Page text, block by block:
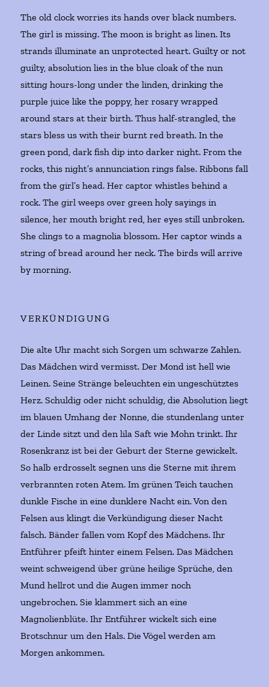
The old clock worries its hands over black numbers.
The girl is missing. The moon is bright as linen. Its
strands illuminate an unprotected heart. Guilty or not
guilty, absolution lies in the blue cloak of the nun
sitting hours-long under the linden, drinking the
purple juice like the poppy, her rosary wrapped
around stars at their birth. Thus half-strangled, the
stars bless us with their burnt red breath. In the
green pond, dark fish dip into darker night. From the
rocks, this night’s annunciation rings false. Ribbons fall
from the girl’s head. Her captor whistles behind a
rock. The girl weeps over green holy sayings in
silence, her mouth bright red, her eyes still unbroken.
She clings to a magnolia blossom. Her captor winds a
string of bread around her neck. The birds will arrive
by morning.
VERKÜNDIGUNG
Die alte Uhr macht sich Sorgen um schwarze Zahlen.
Das Mädchen wird vermisst. Der Mond ist hell wie
Leinen. Seine Stränge beleuchten ein ungeschütztes
Herz. Schuldig oder nicht schuldig, die Absolution liegt
im blauen Umhang der Nonne, die stundenlang unter
der Linde sitzt und den lila Saft wie Mohn trinkt. Ihr
Rosenkranz ist bei der Geburt der Sterne gewickelt.
So halb erdrosselt segnen uns die Sterne mit ihrem
verbrannten roten Atem. Im grünen Teich tauchen
dunkle Fische in eine dunklere Nacht ein. Von den
Felsen aus klingt die Verkündigung dieser Nacht
falsch. Bänder fallen vom Kopf des Mädchens. Ihr
Entführer pfeift hinter einem Felsen. Das Mädchen
weint schweigend über grüne heilige Sprüche, den
Mund hellrot und die Augen immer noch
ungebrochen. Sie klammert sich an eine
Magnolienblüte. Ihr Entführer wickelt sich eine
Brotschnur um den Hals. Die Vögel werden am
Morgen ankommen.